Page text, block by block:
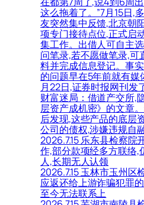
这么拖着了。”7月15日,
友突然集中反馈,北京朝
项专门接待点位,正式启
集工作。出借人可自主
问笔录,若不愿做笔录,可
料并完成信息登记。事
的问题早在5年前就有媒
月22日,证券时报网刊发
财富迷局：借道产交所,
层资产成机密》的文章
后发现,这些产品的底层
公司的债权,涉嫌违规自
2026.7.15 乐东县检察院
作,部分款项经多方联络,
人,长期无人认领
2026.7.15 玉林市玉州区
应返还给上游诈骗犯罪
至今无法联系上